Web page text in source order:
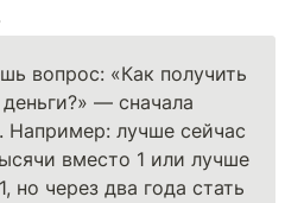
вопрос: «Как получить
. Например: лучше сейчас
вместо 1 или лучше
но через два года стать